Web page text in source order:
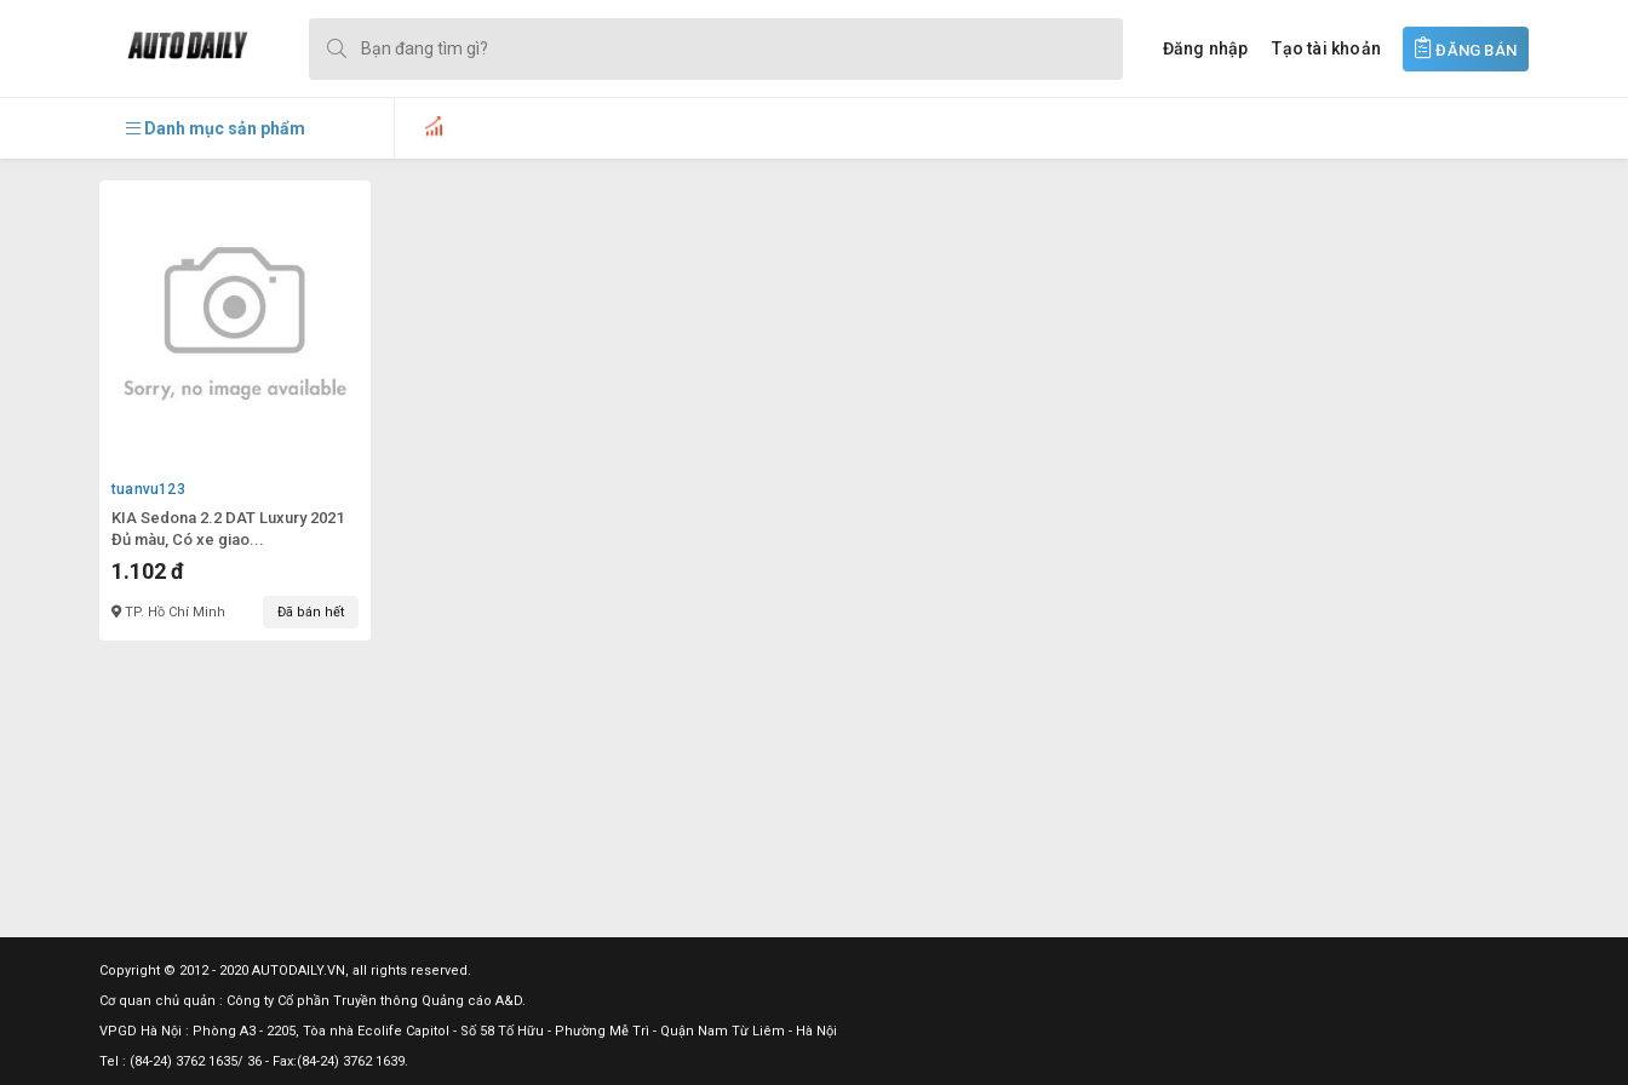
Đăng nhập Tạo tài khoản ĐĂNG BÁN
Danh mục sản phẩm
tuanvu123
KIA Sedona 2.2 DAT Luxury 2021
Đủ màu, Có xe giao...
1.102 đ
TP. Hồ Chí Minh Đã bán hết
Copyright © 2012 - 2020 AUTODAILY.VN, all rights reserved.
Cơ quan chủ quản : Công ty Cổ phần Truyền thông Quảng cáo A&D.
VPGD Hà Nội : Phòng A3 - 2205, Tòa nhà Ecolife Capitol - Số 58 Tố Hữu - Phường Mễ Trì - Quận Nam Từ Liêm - Hà Nội
Tel : (84-24) 3762 1635/ 36 - Fax:(84-24) 3762 1639.